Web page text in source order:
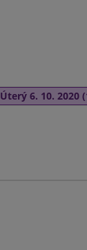
Úterý 6. 10. 2020